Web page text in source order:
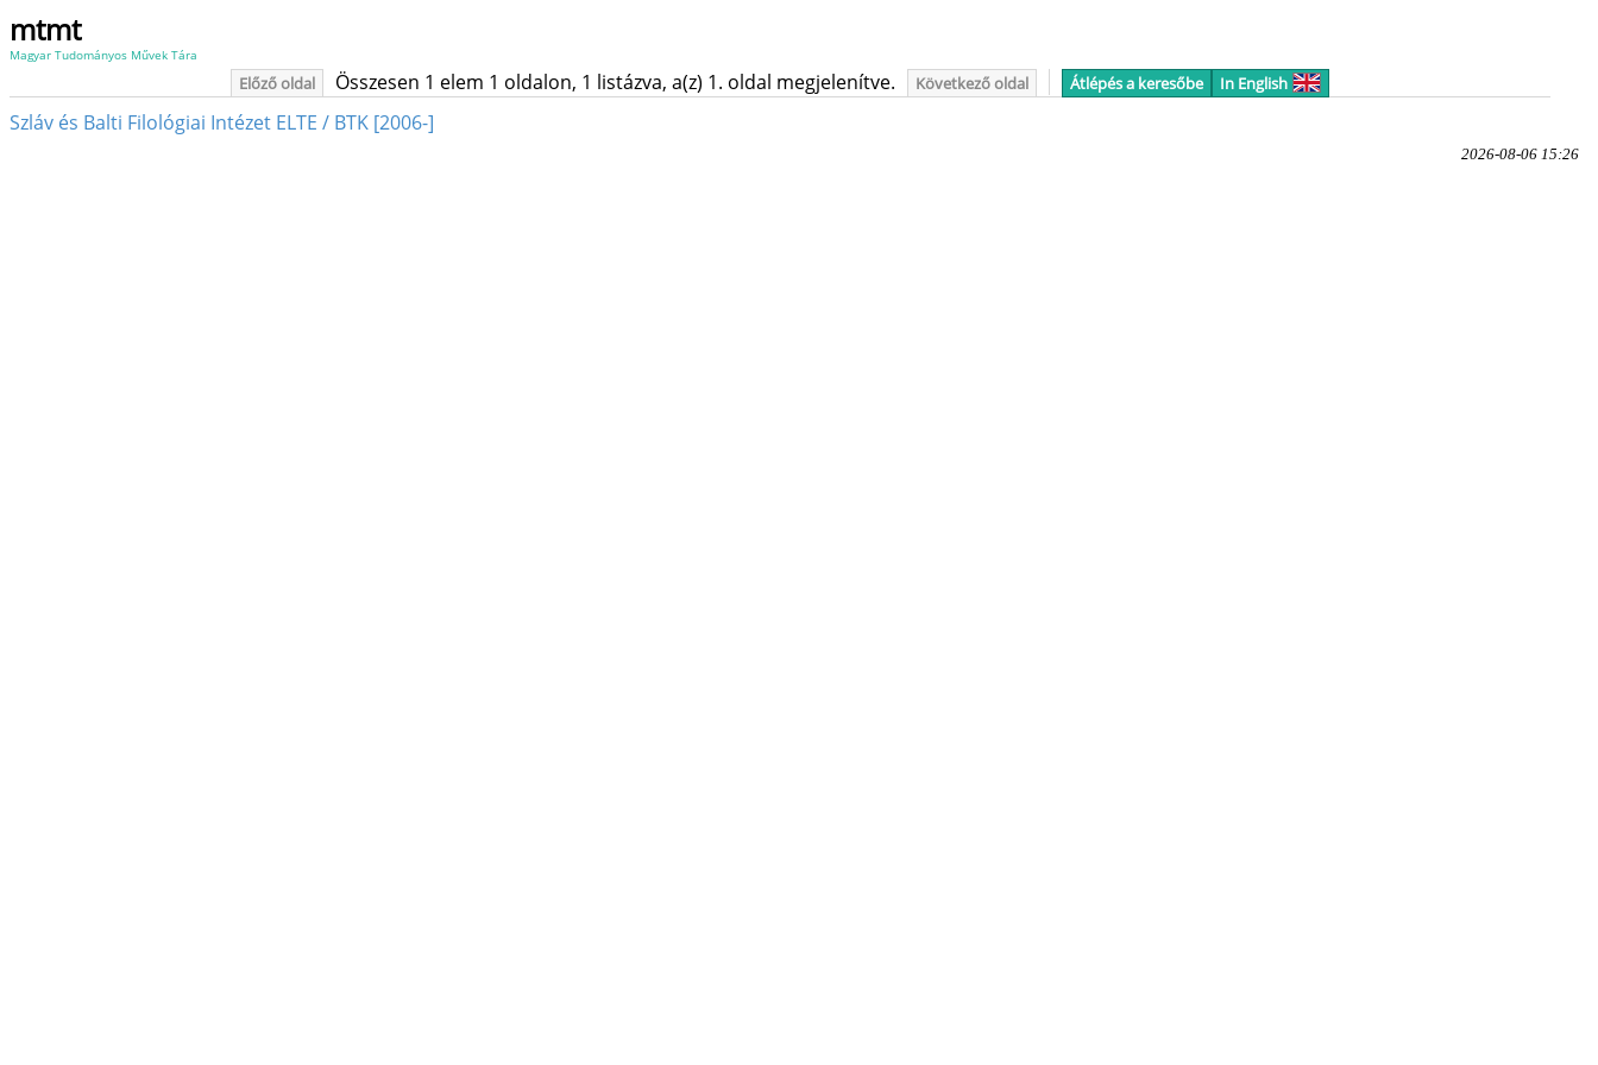
mtmt
Magyar Tudományos Művek Tára
Előző oldal Összesen 1 elem 1 oldalon, 1 listázva, a(z) 1. oldal megjelenítve. Következő oldal Átlépés a keresőbe In English
Szláv és Balti Filológiai Intézet ELTE / BTK [2006-]
2026-08-06 15:26